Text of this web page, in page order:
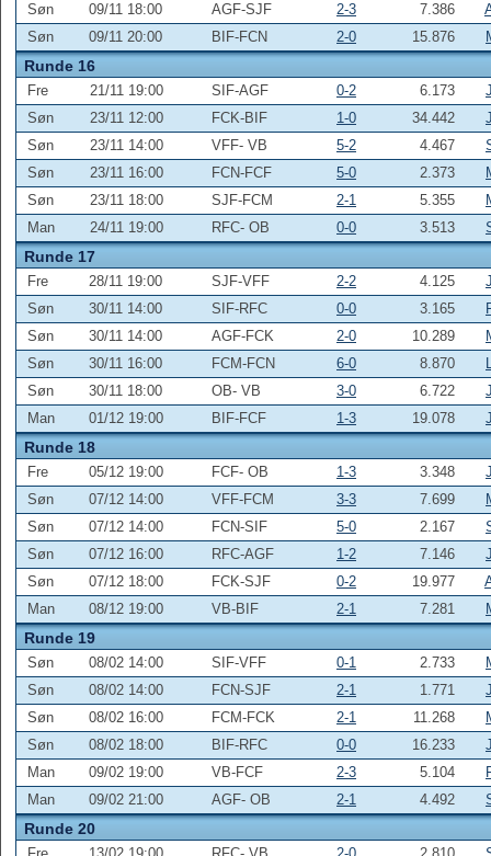
Søn
09/11 18:00 AGF-SJF 2-3 7.386
Søn
09/11 20:00 BIF-FCN 2-0 15.876
Runde 16
Fre 21/11 19:00 SIF-AGF 0-2 6.173
Søn
23/11 12:00 FCK-BIF 1-0 34.442
Søn
23/11 14:00 VFF- VB 5-2 4.467
Søn
23/11 16:00 FCN-FCF 5-0 2.373
Søn
23/11 18:00 SJF-FCM 2-1 5.355
Man
24/11 19:00 RFC- OB 0-0 3.513
Runde 17
Fre 28/11 19:00 SJF-VFF 2-2 4.125
Søn
30/11 14:00 SIF-RFC 0-0 3.165
Søn
30/11 14:00 AGF-FCK 2-0 10.289
Søn
30/11 16:00 FCM-FCN 6-0 8.870
Søn
30/11 18:00 OB- VB 3-0 6.722
Man
01/12 19:00 BIF-FCF 1-3 19.078
Runde 18
Fre 05/12 19:00 FCF- OB 1-3 3.348
Søn
07/12 14:00 VFF-FCM 3-3 7.699
Søn
07/12 14:00 FCN-SIF 5-0 2.167
Søn
07/12 16:00 RFC-AGF 1-2 7.146
Søn
07/12 18:00 FCK-SJF 0-2 19.977
Man
08/12 19:00 VB-BIF 2-1 7.281
Runde 19
Søn 08/02 14:00 SIF-VFF 0-1 2.733
Søn
08/02 14:00 FCN-SJF 2-1 1.771
Søn
08/02 16:00 FCM-FCK 2-1 11.268
Søn
08/02 18:00 BIF-RFC 0-0 16.233
Man
09/02 19:00 VB-FCF 2-3 5.104
Man
09/02 21:00 AGF- OB 2-1 4.492
Runde 20